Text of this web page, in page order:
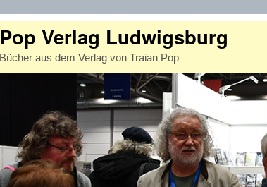
Pop Verlag Ludwigsburg
Bücher aus dem Verlag von Traian Pop